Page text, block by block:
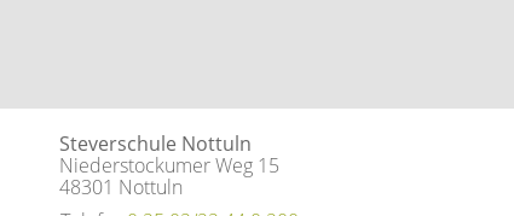
Steverschule Nottuln
Niederstockumer Weg 15
48301 Nottuln